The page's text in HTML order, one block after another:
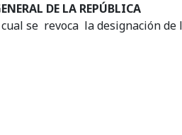
DE LA REPÚBLICA
se revoca la designación de